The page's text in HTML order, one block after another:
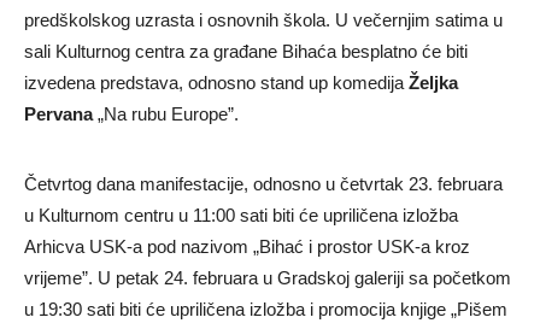
predškolskog uzrasta i osnovnih škola. U večernjim satima u
sali Kulturnog centra za građane Bihaća besplatno će biti
izvedena predstava, odnosno stand up komedija Željka
Pervana„Na rubu Europe”.
Četvrtog dana manifestacije, odnosno u četvrtak 23. februara
u Kulturnom centru u 11:00 sati biti će upriličena izložba
Arhicva USK-a pod nazivom „Bihać i prostor USK-a kroz
vrijeme”. U petak 24. februara u Gradskoj galeriji sa početkom
u 19:30 sati biti će upriličena izložba i promocija knjige „Pišem